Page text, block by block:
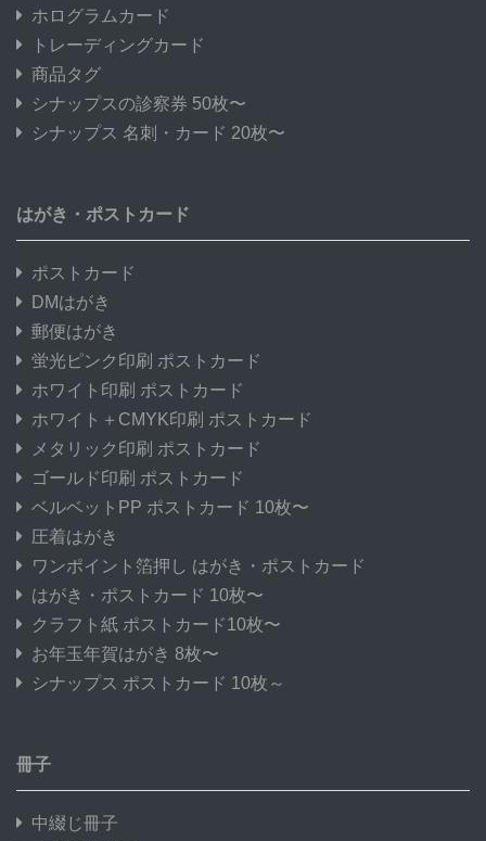
ホログラムカード
トレーディングカード
商品タグ
シナップスの診察券 50枚〜
シナップス 名刺・カード 20枚〜
はがき・ポストカード
ポストカード
DMはがき
郵便はがき
蛍光ピンク印刷 ポストカード
ホワイト印刷 ポストカード
ホワイト＋CMYK印刷 ポストカード
メタリック印刷 ポストカード
ゴールド印刷 ポストカード
ベルベットPP ポストカード 10枚〜
圧着はがき
ワンポイント箔押し はがき・ポストカード
はがき・ポストカード 10枚〜
クラフト紙 ポストカード10枚〜
お年玉年賀はがき 8枚〜
シナップス ポストカード 10枚～
冊子
中綴じ冊子